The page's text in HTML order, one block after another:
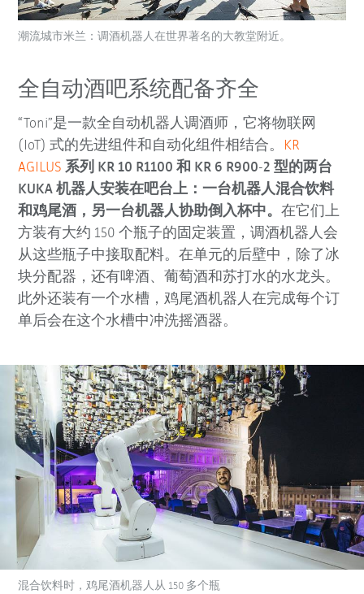
潮流城市米兰：调酒机器人在世界著名的大教堂附近。
全自动酒吧系统配备齐全
“Toni”是一款全自动机器人调酒师，它将物联网
(IoT) 式的先进组件和自动化组件相结合。 KR
AGILUS 系列 KR 10 R1100 和 KR 6 R900-2 型的两台
KUKA 机器人安装在吧台上：一台机器人混合饮料
和鸡尾酒，另一台机器人协助倒入杯中。在它们上
方装有大约 150 个瓶子的固定装置，调酒机器人会
从这些瓶子中接取配料。在单元的后壁中，除了冰
块分配器，还有啤酒、葡萄酒和苏打水的水龙头。
此外还装有一个水槽，鸡尾酒机器人在完成每个订
单后会在这个水槽中冲洗摇酒器。
混合饮料时，鸡尾酒机器人从 150 多个瓶